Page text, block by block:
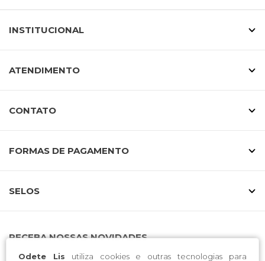
Odete Lis utiliza cookies e outras tecnologias para
INSTITUCIONAL
ATENDIMENTO
CONTATO
FORMAS DE PAGAMENTO
SELOS
RECEBA NOSSAS NOVIDADES